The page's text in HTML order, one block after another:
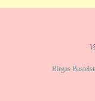
Birgas